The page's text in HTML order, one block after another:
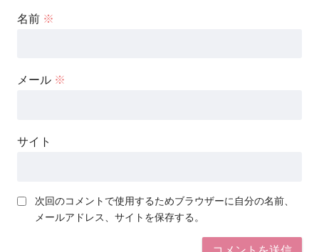
名前 ※
メール ※
サイト
次回のコメントで使用するためブラウザーに自分の名前、
メールアドレス、サイトを保存する。